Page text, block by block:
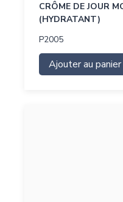
CRÔME DE JOUR
(HYDRATANT)
P2005
Ajouter au panier